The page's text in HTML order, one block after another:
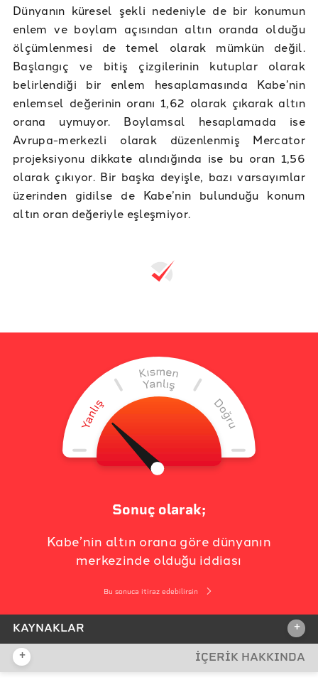
Dünyanın küresel şekli nedeniyle de bir konumun
enlem ve boylam açısından altın oranda olduğu
ölçümlenmesi de temel olarak mümkün değil.
Başlangıç ve bitiş çizgilerinin kutuplar olarak
belirlendiği bir enlem hesaplamasında Kabe’nin
enlemsel değerinin oranı 1,62 olarak çıkarak altın
orana uymuyor. Boylamsal hesaplamada ise
Avrupa-merkezli olarak düzenlenmiş Mercator
projeksiyonu dikkate alındığında ise bu oran 1,56
olarak çıkıyor. Bir başka deyişle, bazı varsayımlar
üzerinden gidilse de Kabe’nin bulunduğu konum
altın oran değeriyle eşleşmiyor.
Sonuç olarak;
Kabe’nin altın orana göre dünyanın
merkezinde olduğu iddiası
Bu sonuca itiraz edebilirsin
KAYNAKLAR +
İDDİA KAYNAĞI
+ İÇERİK HAKKINDA